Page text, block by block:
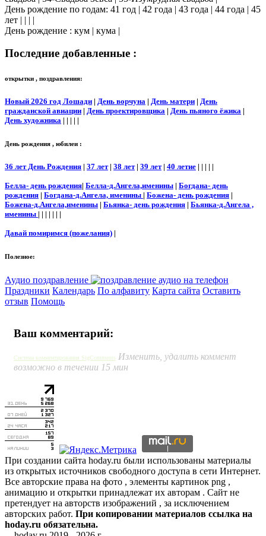
День рождение по годам: 41 год | 42 года | 43 года | 44 года | 45
лет | | | |
День рождение : кум | кума |
Последние добавленные :
открытки , поздравления:
Новый 2026 год Лошади | День ворчуна | День матери | День
гражданской авиации | День проектировщика | День пьяного ёжика |
День художника | | | | |
День рождения , юбилеи :
36 лет День Рождения | 37 лет| 38 лет| 39 лет| 40 летие | | | | |
Белла- день рождения| Белла-д.Ангела,именины | Богдана- день
рождения | Богдана-д.Ангела, именины | Божена- день рождения |
Божена-д.Ангела,именины | Бьянка- день рождения | Бьянка-д.Ангела ,
именины | | | | | | |
Давай помиримся (пожелания) |
Полезное:
Аудио поздравление
Праздники Календарь По алфавиту Карта сайта Оставить
отзыв Помощь
Ваш комментарий:
Система комментирования SigComments Изменить, удалить коммент
возможно в течении 15 мин
При создании сайта hoday.ru были использованы материалы
из открытых источников свободного доступа в сети Интернет.
Все авторские права на фото , элементы картинок png ,
анимацию и открытки принадлежат их авторам . Сайт не
претендует на авторств изображений , за исключением
авторских работ. При копировании материалов ссылка на
hoday.ru обязательна.